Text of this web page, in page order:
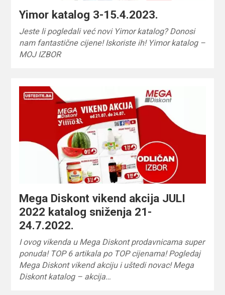
Yimor katalog 3-15.4.2023.
Jeste li pogledali već novi Yimor katalog? Donosi
nam fantastične cijene! Iskoriste ih! Yimor katalog –
MOJ IZBOR
Mega Diskont vikend akcija JULI
2022 katalog sniženja 21-
24.7.2022.
I ovog vikenda u Mega Diskont prodavnicama super
ponuda! TOP 6 artikala po TOP cijenama! Pogledaj
Mega Diskont vikend akciju i uštedi novac! Mega
Diskont katalog – akcija…